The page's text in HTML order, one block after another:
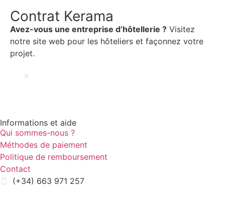
Contrat Kerama
Avez-vous une entreprise d’hôtellerie ? Visitez
notre site web pour les hôteliers et façonnez votre
projet.
Informations et aide
Qui sommes-nous ?
Méthodes de paiement
Politique de remboursement
Contact
(+34) 663 971 257